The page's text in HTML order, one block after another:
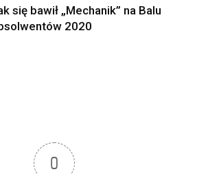
się bawił „Mechanik” na Balu
2020
0